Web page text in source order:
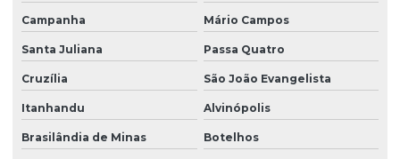
Campanha Mário Campos
Santa Juliana Passa Quatro
Cruzília São João Evangelista
Itanhandu Alvinópolis
Brasilândia de Minas Botelhos